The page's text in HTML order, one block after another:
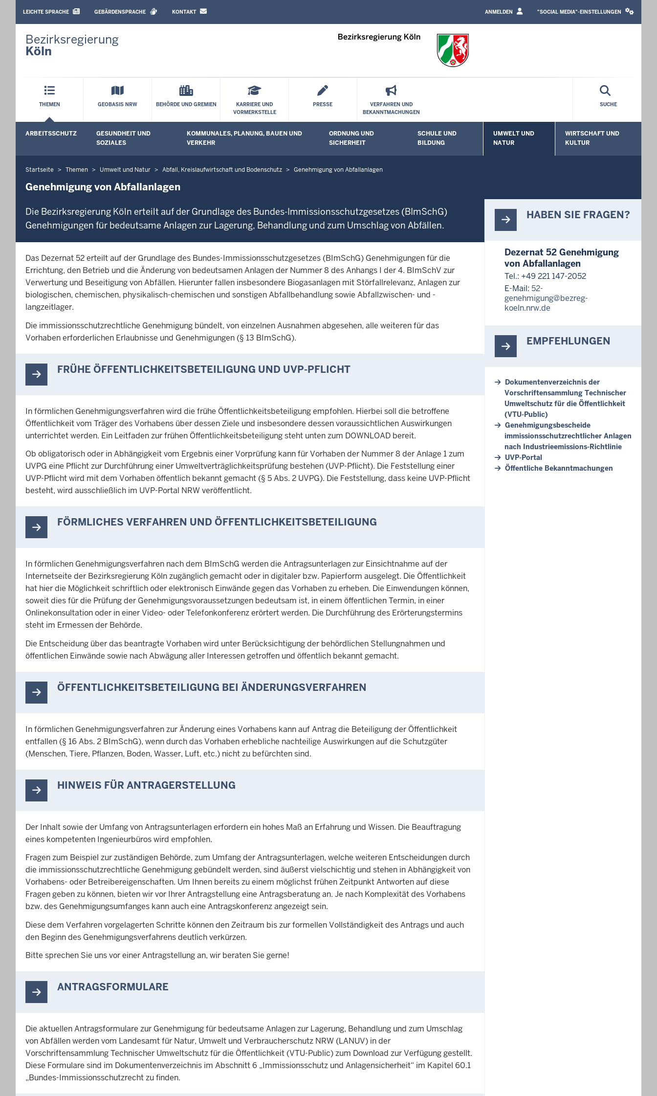
SPRACHEN
LEICHTE SPRACHE GEBÄRDENSPRACHE KONTAKT ANMELDEN
MEDIA
"SOCIAL MEDIA"-EINSTELLUNGEN
Bezirksregierung
Köln
Hauptmenü
THEMEN GEOBASIS NRW BEHÖRDE UND GREMIEN
KARRIERE UND
VORMERKSTELLE
PRESSE
VERFAHREN UND
BEKANNTMACHUNGEN
SUCHE
ARBEITSSCHUTZ
Untermenü öffnen
GESUNDHEIT UND
SOZIALES
Untermenü öffnen
KOMMUNALES, PLANUNG, BAUEN UND
VERKEHR
Untermenü öffnen
ORDNUNG UND
SICHERHEIT
Untermenü öffnen
SCHULE UND
BILDUNG
Untermenü öffnen
UMWELT UND
NATUR
Untermenü öffnen
WIRTSCHAFT UND
KULTUR
Sie
befinden
hier
Startseite Themen Umwelt und Natur Abfall, Kreislaufwirtschaft und Bodenschutz Genehmigung von Abfallanlagen
Genehmigung von Abfallanlagen
Die Bezirksregierung Köln erteilt auf der Grundlage des Bundes-Immissionsschutzgesetzes (BImSchG)
Genehmigungen für bedeutsame Anlagen zur Lagerung, Behandlung und zum Umschlag von Abfällen.
Das Dezernat 52 erteilt auf der Grundlage des Bundes-Immissionsschutzgesetzes (BImSchG) Genehmigungen für die
Errichtung, den Betrieb und die Änderung von bedeutsamen Anlagen der Nummer 8 des Anhangs I der 4. BImSchV zur
Verwertung und Beseitigung von Abfällen. Hierunter fallen insbesondere Biogasanlagen mit Störfallrelevanz, Anlagen zur
biologischen, chemischen, physikalisch-chemischen und sonstigen Abfallbehandlung sowie Abfallzwischen- und -
langzeitlager.
Die immissionsschutzrechtliche Genehmigung bündelt, von einzelnen Ausnahmen abgesehen, alle weiteren für das
Vorhaben erforderlichen Erlaubnisse und Genehmigungen (§ 13 BImSchG).
FRÜHE ÖFFENTLICHKEITSBETEILIGUNG UND UVP-PFLICHT
In förmlichen Genehmigungsverfahren wird die frühe Öffentlichkeitsbeteiligung empfohlen. Hierbei soll die betroffene
Öffentlichkeit vom Träger des Vorhabens über dessen Ziele und insbesondere dessen voraussichtlichen Auswirkungen
unterrichtet werden. Ein Leitfaden zur frühen Öffentlichkeitsbeteiligung steht unten zum DOWNLOAD bereit.
Ob obligatorisch oder in Abhängigkeit vom Ergebnis einer Vorprüfung kann für Vorhaben der Nummer 8 der Anlage 1 zum
UVPG eine Pflicht zur Durchführung einer Umweltverträglichkeitsprüfung bestehen (UVP-Pflicht). Die Feststellung einer
UVP-Pflicht wird mit dem Vorhaben öffentlich bekannt gemacht (§ 5 Abs. 2 UVPG). Die Feststellung, dass keine UVP-Pflicht
besteht, wird ausschließlich im UVP-Portal NRW veröffentlicht.
FÖRMLICHES VERFAHREN UND ÖFFENTLICHKEITSBETEILIGUNG
In förmlichen Genehmigungsverfahren nach dem BImSchG werden die Antragsunterlagen zur Einsichtnahme auf der
Internetseite der Bezirksregierung Köln zugänglich gemacht oder in digitaler bzw. Papierform ausgelegt. Die Öffentlichkeit
hat hier die Möglichkeit schriftlich oder elektronisch Einwände gegen das Vorhaben zu erheben. Die Einwendungen können,
soweit dies für die Prüfung der Genehmigungsvoraussetzungen bedeutsam ist, in einem öffentlichen Termin, in einer
Onlinekonsultation oder in einer Video- oder Telefonkonferenz erörtert werden. Die Durchführung des Erörterungstermins
steht im Ermessen der Behörde.
Die Entscheidung über das beantragte Vorhaben wird unter Berücksichtigung der behördlichen Stellungnahmen und
öffentlichen Einwände sowie nach Abwägung aller Interessen getroffen und öffentlich bekannt gemacht.
ÖFFENTLICHKEITSBETEILIGUNG BEI ÄNDERUNGSVERFAHREN
In förmlichen Genehmigungsverfahren zur Änderung eines Vorhabens kann auf Antrag die Beteiligung der Öffentlichkeit
entfallen (§ 16 Abs. 2 BImSchG), wenn durch das Vorhaben erhebliche nachteilige Auswirkungen auf die Schutzgüter
(Menschen, Tiere, Pflanzen, Boden, Wasser, Luft, etc.) nicht zu befürchten sind.
HINWEIS FÜR ANTRAGERSTELLUNG
Der Inhalt sowie der Umfang von Antragsunterlagen erfordern ein hohes Maß an Erfahrung und Wissen. Die Beauftragung
eines kompetenten Ingenieurbüros wird empfohlen.
Fragen zum Beispiel zur zuständigen Behörde, zum Umfang der Antragsunterlagen, welche weiteren Entscheidungen durch
die immissionsschutzrechtliche Genehmigung gebündelt werden, sind äußerst vielschichtig und stehen in Abhängigkeit von
Vorhabens- oder Betreibereigenschaften. Um Ihnen bereits zu einem möglichst frühen Zeitpunkt Antworten auf diese
Fragen geben zu können, bieten wir vor Ihrer Antragstellung eine Antragsberatung an. Je nach Komplexität des Vorhabens
bzw. des Genehmigungsumfanges kann auch eine Antragskonferenz angezeigt sein.
Diese dem Verfahren vorgelagerten Schritte können den Zeitraum bis zur formellen Vollständigkeit des Antrags und auch
den Beginn des Genehmigungsverfahrens deutlich verkürzen.
Bitte sprechen Sie uns vor einer Antragstellung an, wir beraten Sie gerne!
ANTRAGSFORMULARE
Die aktuellen Antragsformulare zur Genehmigung für bedeutsame Anlagen zur Lagerung, Behandlung und zum Umschlag
von Abfällen werden vom Landesamt für Natur, Umwelt und Verbraucherschutz NRW (LANUV) in der
Vorschriftensammlung Technischer Umweltschutz für die Öffentlichkeit (VTU-Public) zum Download zur Verfügung gestellt.
Diese Formulare sind im Dokumentenverzeichnis im Abschnitt 6 „Immissionsschutz und Anlagensicherheit“ im Kapitel 60.1
„Bundes-Immissionsschutzrecht zu finden.
HABEN SIE FRAGEN?
Dezernat 52 Genehmigung
von Abfallanlagen
Tel.: +49 221 147-2052
E-Mail: 52-
genehmigung@bezreg-
koeln.nrw.de
EMPFEHLUNGEN
Dokumentenverzeichnis der
Vorschriftensammlung Technischer
Umweltschutz für die Öffentlichkeit
(VTU-Public)
Genehmigungsbescheide
immissionsschutzrechtlicher Anlagen
nach Industrieemissions-Richtlinie
UVP-Portal
Öffentliche Bekanntmachungen